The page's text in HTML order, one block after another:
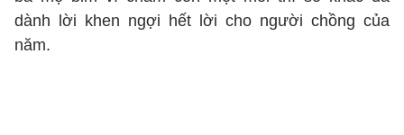
dành lời khen ngợi hết lời cho người chồng của
năm.